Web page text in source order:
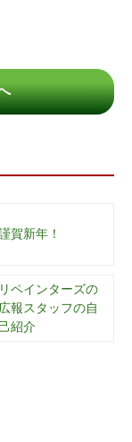
賀新年！
リペインターズの
広報スタッフの自
紹介